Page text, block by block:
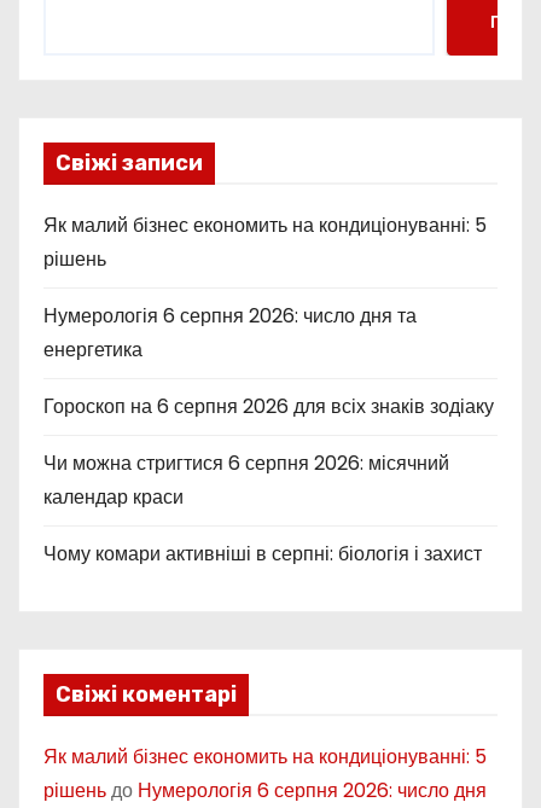
Свіжі записи
Як малий бізнес економить на кондиціонуванні: 5
рішень
Нумерологія 6 серпня 2026: число дня та
енергетика
Гороскоп на 6 серпня 2026 для всіх знаків зодіаку
Чи можна стригтися 6 серпня 2026: місячний
календар краси
Чому комари активніші в серпні: біологія і захист
Свіжі коментарі
Як малий бізнес економить на кондиціонуванні: 5
рішеньдо Нумерологія 6 серпня 2026: число дня